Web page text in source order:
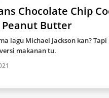
Chocolate Chip
Butter
lagu Michael Jackson kan?
makanan tu.